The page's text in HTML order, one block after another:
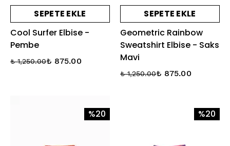
SEPETE EKLE
Cool Surfer Elbise -
Pembe
₺ 1,250.00₺ 875.00
SEPETE EKLE
Geometric Rainbow
Sweatshirt Elbise - Saks
Mavi
₺ 1,250.00₺ 875.00
%20 %20